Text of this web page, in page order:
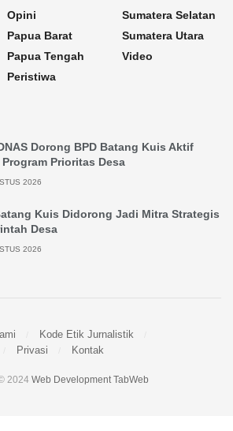
Opini
Papua Barat
Papua Tengah
Peristiwa
Sumatera Selatan
Sumatera Utara
Video
Dorong BPD Batang Kuis Aktif
Program Prioritas Desa
2026
Kuis Didorong Jadi Mitra Strategis
Desa
2026
Kode Etik Jurnalistik
Privasi Kontak
2024 Web Development TabWeb